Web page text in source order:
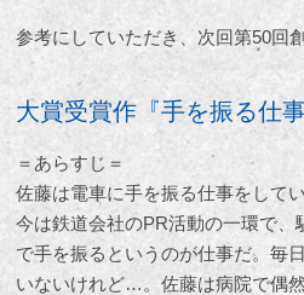
参考にしていただき、次回第50回
大賞受賞作『手を振る仕
＝あらすじ＝
佐藤は電車に手を振る仕事をして
今は鉄道会社のPR活動の一環で
で手を振るというのが仕事だ。毎
いないけれど…。佐藤は病院で偶